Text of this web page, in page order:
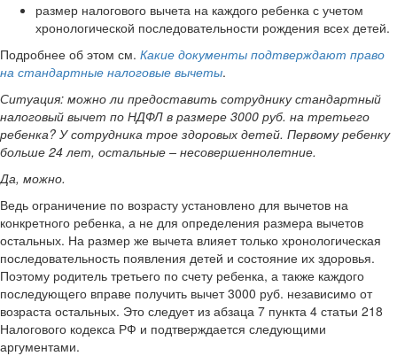
размер налогового вычета на каждого ребенка с учетом
хронологической последовательности рождения всех детей.
Подробнее об этом см. Какие документы подтверждают право
на стандартные налоговые вычеты.
Ситуация: можно ли предоставить сотруднику стандартный
налоговый вычет по НДФЛ в размере 3000 руб. на третьего
ребенка? У сотрудника трое здоровых детей. Первому ребенку
больше 24 лет, остальные – несовершеннолетние.
Да, можно.
Ведь ограничение по возрасту установлено для вычетов на
конкретного ребенка, а не для определения размера вычетов
остальных. На размер же вычета влияет только хронологическая
последовательность появления детей и состояние их здоровья.
Поэтому родитель третьего по счету ребенка, а также каждого
последующего вправе получить вычет 3000 руб. независимо от
возраста остальных. Это следует из абзаца 7 пункта 4 статьи 218
Налогового кодекса РФ и подтверждается следующими
аргументами.